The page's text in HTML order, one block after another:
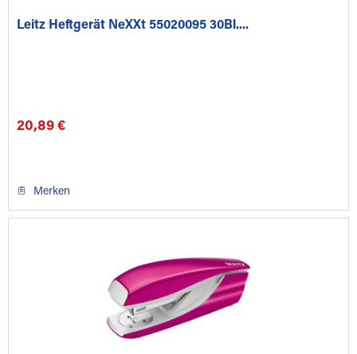
Leitz Heftgerät NeXXt 55020095 30Bl....
20,89 €
Merken